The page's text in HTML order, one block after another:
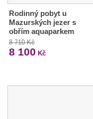
Rodinný pobyt u
Mazurských jezer s
obřím aquaparkem
8 710 Kč
8 100 Kč